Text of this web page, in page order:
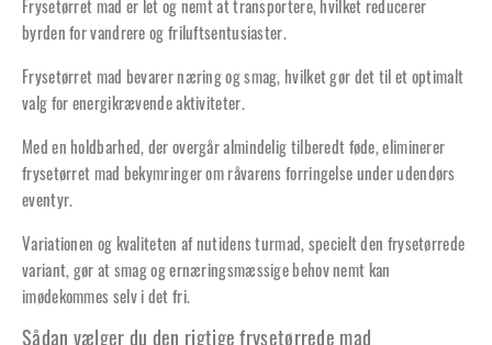
Frysetørret mad er let og nemt at transportere, hvilket reducerer
byrden for vandrere og friluftsentusiaster.
Frysetørret mad bevarer næring og smag, hvilket gør det til et optimalt
valg for energikrævende aktiviteter.
Med en holdbarhed, der overgår almindelig tilberedt føde, eliminerer
frysetørret mad bekymringer om råvarens forringelse under udendørs
eventyr.
Variationen og kvaliteten af nutidens turmad, specielt den frysetørrede
variant, gør at smag og ernæringsmæssige behov nemt kan
imødekommes selv i det fri.